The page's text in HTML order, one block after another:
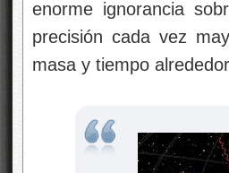
enorme ignorancia
precisión cada vez
masa y tiempo